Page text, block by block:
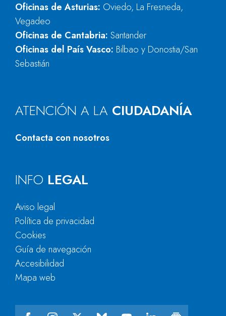
Oficinas de Asturias: Oviedo, La Fresneda,
Vegadeo
Oficinas de Cantabria: Santander
Oficinas del País Vasco: Bilbao y Donostia/San
Sebastián
ATENCIÓN A LA CIUDADANÍA
Contacta con nosotros
INFO LEGAL
Aviso legal
Política de privacidad
Cookies
Guía de navegación
Accesibilidad
Mapa web